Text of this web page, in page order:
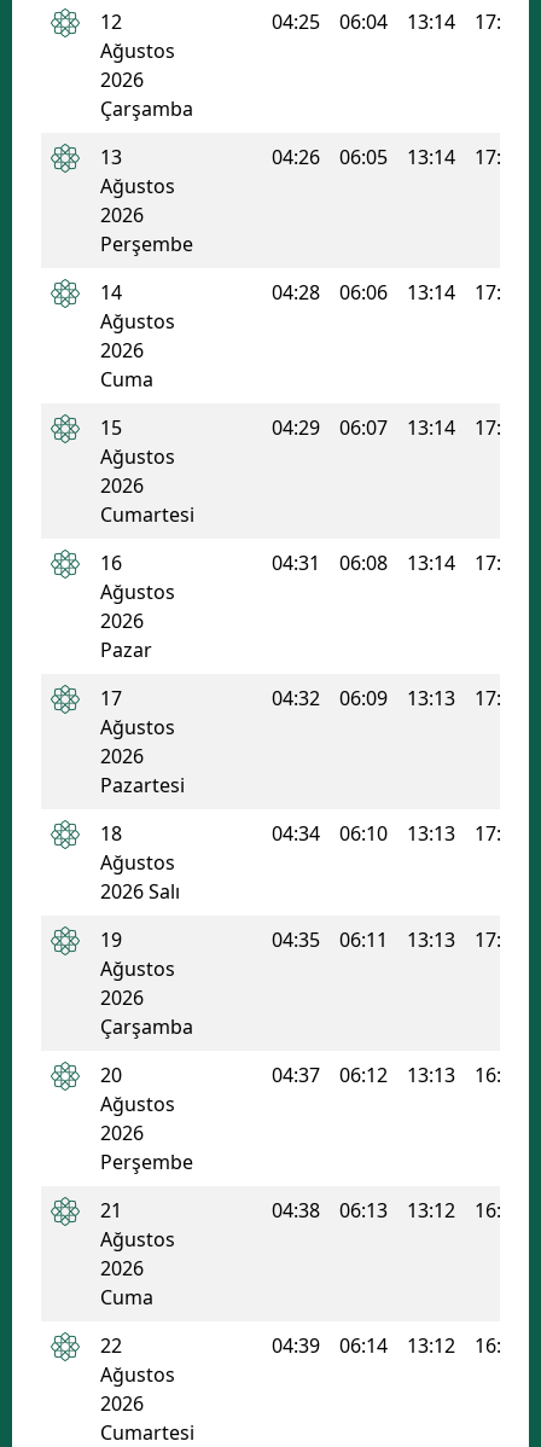
İstanbul
Kastamonu
Konya
Manisa
Mardin
Nevşehir
12
Ağustos
2026
Çarşamba
04:25 06:04 13:14 17:05
13
Ağustos
2026
Perşembe
04:26 06:05 13:14 17:04
14
Ağustos
2026
Cuma
04:28 06:06 13:14 17:03
15
Ağustos
2026
Cumartesi
04:29 06:07 13:14 17:03
16
Ağustos
2026
Pazar
04:31 06:08 13:14 17:02
17
Ağustos
2026
Pazartesi
04:32 06:09 13:13 17:02
18
Ağustos
2026 Salı
04:34 06:10 13:13 17:01
19
Ağustos
2026
Çarşamba
04:35 06:11 13:13 17:00
20
Ağustos
2026
Perşembe
04:37 06:12 13:13 16:59
21
Ağustos
2026
Cuma
04:38 06:13 13:12 16:59
22
Ağustos
2026
Cumartesi
04:39 06:14 13:12 16:58